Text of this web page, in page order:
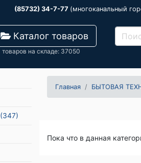
(85732) 34-7-77 (многоканальный
Каталог товаров
товаров на складе: 37050
(347)
Главная БЫТОВАЯ
Пока что в данная